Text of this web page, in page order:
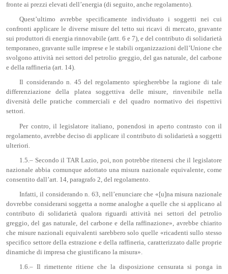
fronte ai prezzi elevati dell’energia (di seguito, anche regolamento).
Quest’ultimo avrebbe specificamente individuato i soggetti nei cui
confronti applicare le diverse misure del tetto sui ricavi di mercato, gravante
sui produttori di energia rinnovabile (artt. 6 e 7), e del contributo di solidarietà
temporaneo, gravante sulle imprese e le stabili organizzazioni dell’Unione che
svolgono attività nei settori del petrolio greggio, del gas naturale, del carbone
e della raffineria (art. 14).
Il considerando n. 45 del regolamento spiegherebbe la ragione di tale
differenziazione della platea soggettiva delle misure, rinvenibile nella
diversità delle pratiche commerciali e del quadro normativo dei rispettivi
settori.
Per contro, il legislatore italiano, ponendosi in aperto contrasto con il
regolamento, avrebbe deciso di applicare il contributo di solidarietà a soggetti
ulteriori.
1.5.– Secondo il TAR Lazio, poi, non potrebbe ritenersi che il legislatore
nazionale abbia comunque adottato una misura nazionale equivalente, come
consentito dall’art. 14, paragrafo 2, del regolamento.
Infatti, il considerando n. 63, nell’enunciare che «[u]na misura nazionale
dovrebbe considerarsi soggetta a norme analoghe a quelle che si applicano al
contributo di solidarietà qualora riguardi attività nei settori del petrolio
greggio, del gas naturale, del carbone e della raffinazione», avrebbe chiarito
che misure nazionali equivalenti sarebbero solo quelle «ricadenti sullo stesso
specifico settore della estrazione e della raffineria, caratterizzato dalle proprie
dinamiche di impresa che giustificano la misura».
1.6.– Il rimettente ritiene che la disposizione censurata si ponga in